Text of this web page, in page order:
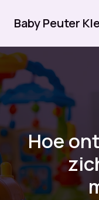
naar
inhoud
Baby Peuter
Hoe